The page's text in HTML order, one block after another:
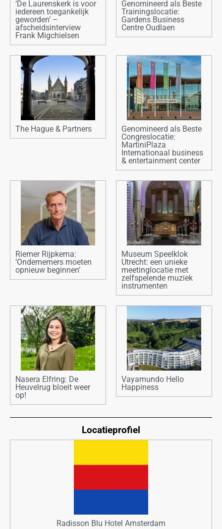
‘De Laurenskerk is voor
iedereen toegankelijk
geworden’ –
afscheidsinterview
Frank Migchielsen
Genomineerd als Beste
Trainingslocatie:
Gardens Business
Centre Oudlaen
The Hague & Partners
Genomineerd als Beste
Congreslocatie:
MartiniPlaza
Internationaal business
& entertainment center
Riemer Rijpkema:
‘Ondernemers moeten
opnieuw beginnen’
Museum Speelklok
Utrecht: een unieke
meetinglocatie met
zelfspelende muziek
instrumenten
Nasera Elfring: De
Heuvelrug bloeit weer
op!
Vayamundo Hello
Happiness
Locatieprofiel
Radisson Blu Hotel Amsterdam